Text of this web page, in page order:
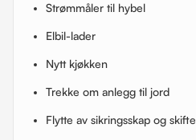
Strømmåler til hybel
Elbil-lader
Nytt kjøkken
Trekke om anlegg til jord
Flytte av sikringsskap og